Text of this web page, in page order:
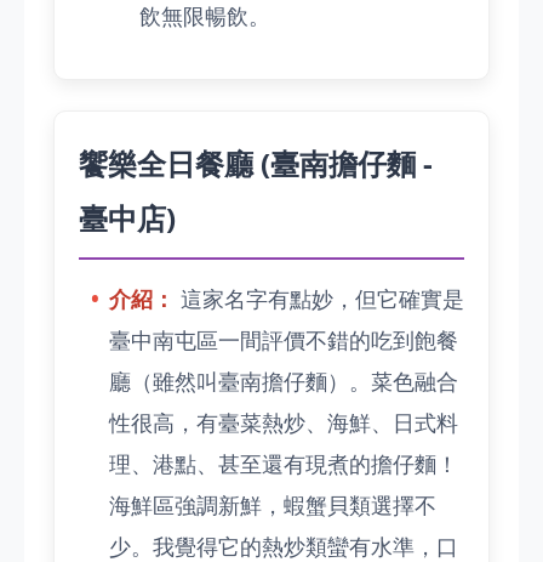
飲無限暢飲。
饗樂全日餐廳 (臺南擔仔麵 -
臺中店)
介紹： 這家名字有點妙，但它確實是
臺中南屯區一間評價不錯的吃到飽餐
廳（雖然叫臺南擔仔麵）。菜色融合
性很高，有臺菜熱炒、海鮮、日式料
理、港點、甚至還有現煮的擔仔麵！
海鮮區強調新鮮，蝦蟹貝類選擇不
少。我覺得它的熱炒類蠻有水準，口